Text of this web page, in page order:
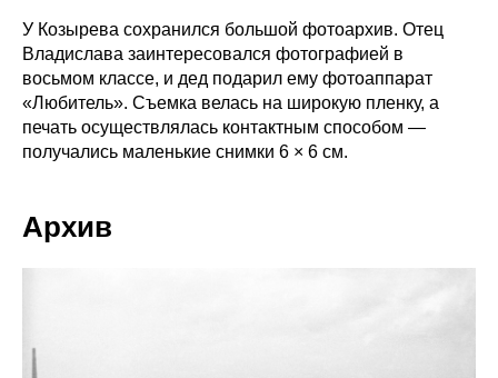
У Козырева сохранился большой фотоархив. Отец
Владислава заинтересовался фотографией в
восьмом классе, и дед подарил ему фотоаппарат
«Любитель». Съемка велась на широкую пленку, а
печать осуществлялась контактным способом —
получались маленькие снимки 6 × 6 см.
Архив